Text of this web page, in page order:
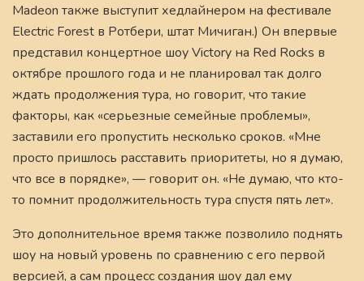
Madeon также выступит хедлайнером на фестивале
Electric Forest в Ротбери, штат Мичиган.) Он впервые
представил концертное шоу Victory на Red Rocks в
октябре прошлого года и не планировал так долго
ждать продолжения тура, но говорит, что такие
факторы, как «серьезные семейные проблемы»,
заставили его пропустить несколько сроков. «Мне
просто пришлось расставить приоритеты, но я думаю,
что все в порядке», — говорит он. «Не думаю, что кто-
то помнит продолжительность тура спустя пять лет».
Это дополнительное время также позволило поднять
шоу на новый уровень по сравнению с его первой
версией, а сам процесс создания шоу дал ему